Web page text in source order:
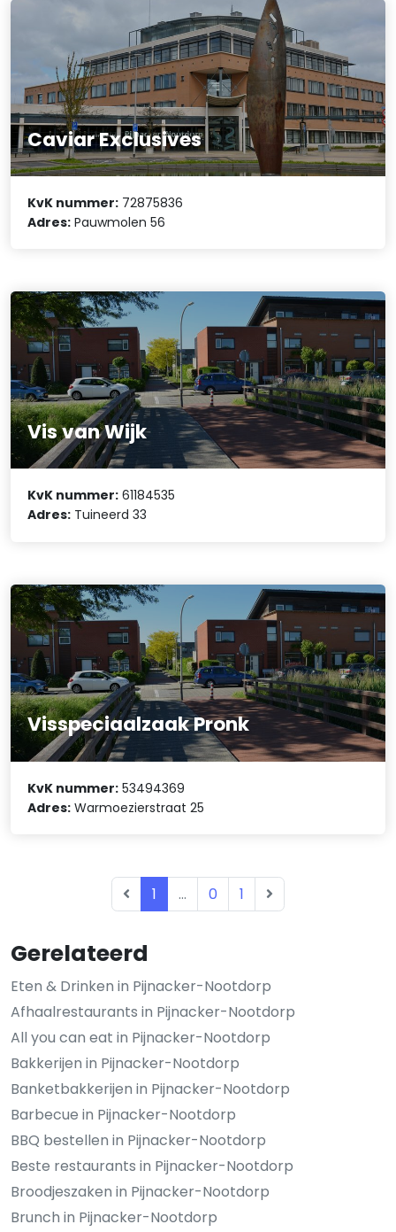
Gerelateerd
Eten & Drinken in Pijnacker-Nootdorp
Afhaalrestaurants in Pijnacker-Nootdorp
All you can eat in Pijnacker-Nootdorp
Bakkerijen in Pijnacker-Nootdorp
Banketbakkerijen in Pijnacker-Nootdorp
Barbecue in Pijnacker-Nootdorp
BBQ bestellen in Pijnacker-Nootdorp
Beste restaurants in Pijnacker-Nootdorp
Broodjeszaken in Pijnacker-Nootdorp
Brunch in Pijnacker-Nootdorp
Caviar Exclusives
KvK nummer: 72875836
Adres: Pauwmolen 56
Vis van Wijk
KvK nummer: 61184535
Adres: Tuineerd 33
Visspeciaalzaak Pronk
KvK nummer: 53494369
Adres: Warmoezierstraat 25
1 ... 0 1